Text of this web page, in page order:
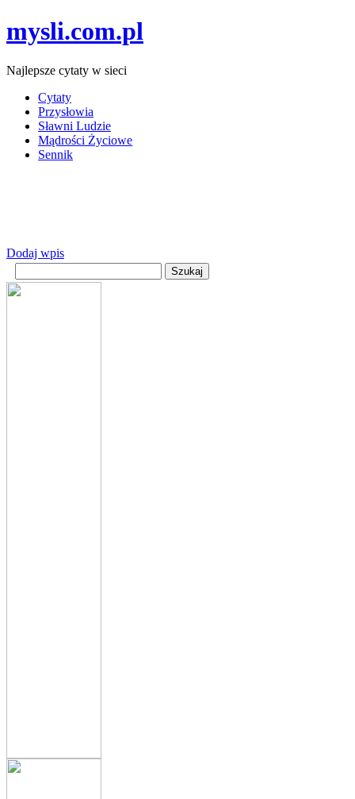
mysli.com.pl
Najlepsze cytaty w sieci
Cytaty
Przysłowia
Sławni Ludzie
Mądrości Życiowe
Sennik
Dodaj wpis